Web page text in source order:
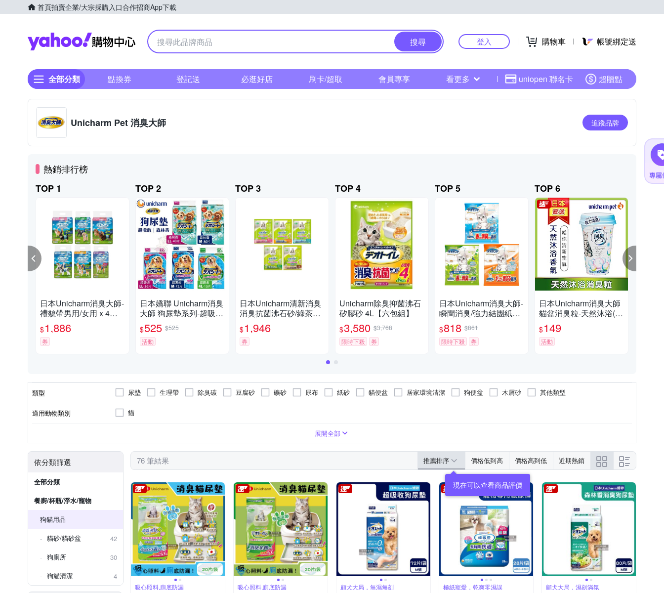
首頁拍賣企業/大宗採購入口合作招商App下載
Yahoo購物中心
搜尋 登入 購物車 帳號綁定送
全部分類 點換券 登記送 必逛好店 刷卡/超取 會員專享 看更多 uniopen 聯名卡 超贈點
Unicharm Pet 消臭大師 追蹤品牌
熱銷排行榜
TOP 1
日本Unicharm消臭大師-
禮貌帶男用/女用 x 4入
組
$1,886
券
TOP 2
日本嬌聯 Unicharm消臭
大師 狗尿墊系列-超吸
收/森林香 快速吸收邊角
尿尿 日本進口 犬用尿
$525 $525
活動
TOP 3
日本Unicharm清新消臭
消臭抗菌沸石砂/綠茶紙
砂/針葉樹貓砂 4L x 4入
組
$1,946
券
TOP 4
Unicharm除臭抑菌沸石
矽膠砂 4L【六包組】
$3,580 $3,768
限時下殺
券
TOP 5
日本Unicharm消臭大師-
瞬間消臭/強力結團紙砂
5L x 3入組
$818 $861
限時下殺
券
TOP 6
日本Unicharm消臭大師
貓盆消臭粒-天然沐浴(45
0ml/罐)
$149
活動
類型 尿墊 生理帶 除臭碳 豆腐砂 礦砂 尿布 紙砂 貓便盆 居家環境清潔 狗便盆 木屑砂 其他類型
適用動物類別 貓
展開全部
依分類篩選
全部分類
餐廚/杯瓶/淨水/寵物
狗貓用品
貓砂/貓砂盆
42
狗廁所
30
狗貓清潔
4
76 筆結果 推薦排序 價格低到高 價格高到低 近期熱銷
吸心照料,廁底防漏 吸心照料,廁底防漏 顧犬大局，無濕無刻 極紙寵愛，乾爽零濕誤 顧犬大局，濕刻滿氛